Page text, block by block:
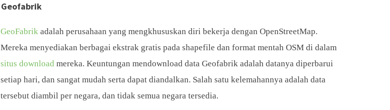
Geofabrik
GeoFabrikadalah perusahaan yang mengkhususkan diri bekerja dengan OpenStreetMap.
Mereka menyediakan berbagai ekstrak gratis pada shapefile dan format mentah OSM di dalam
situs download mereka. Keuntungan mendownload data Geofabrik adalah datanya diperbarui
setiap hari, dan sangat mudah serta dapat diandalkan. Salah satu kelemahannya adalah data
tersebut diambil per negara, dan tidak semua negara tersedia.